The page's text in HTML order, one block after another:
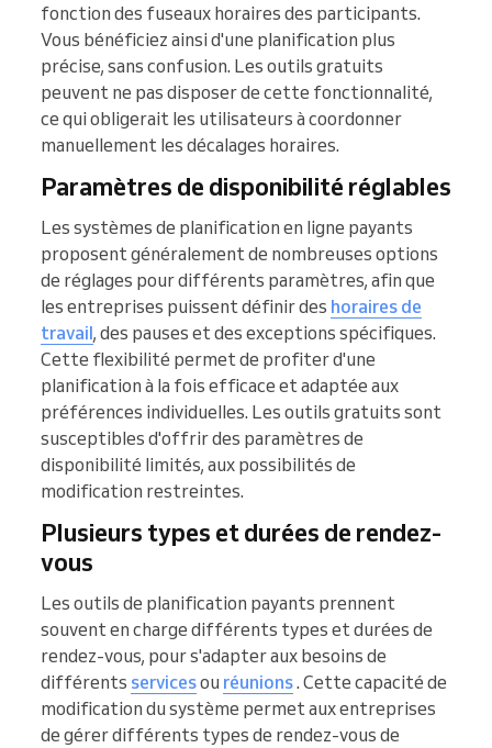
fonction des fuseaux horaires des participants.
Vous bénéficiez ainsi d'une planification plus
précise, sans confusion. Les outils gratuits
peuvent ne pas disposer de cette fonctionnalité,
ce qui obligerait les utilisateurs à coordonner
manuellement les décalages horaires.
Paramètres de disponibilité réglables
Les systèmes de planification en ligne payants
proposent généralement de nombreuses options
de réglages pour différents paramètres, afin que
les entreprises puissent définir des horaires de
travail, des pauses et des exceptions spécifiques.
Cette flexibilité permet de profiter d'une
planification à la fois efficace et adaptée aux
préférences individuelles. Les outils gratuits sont
susceptibles d'offrir des paramètres de
disponibilité limités, aux possibilités de
modification restreintes.
Plusieurs types et durées de rendez-
vous
Les outils de planification payants prennent
souvent en charge différents types et durées de
rendez-vous, pour s'adapter aux besoins de
différents servicesou réunions. Cette capacité de
modification du système permet aux entreprises
de gérer différents types de rendez-vous de